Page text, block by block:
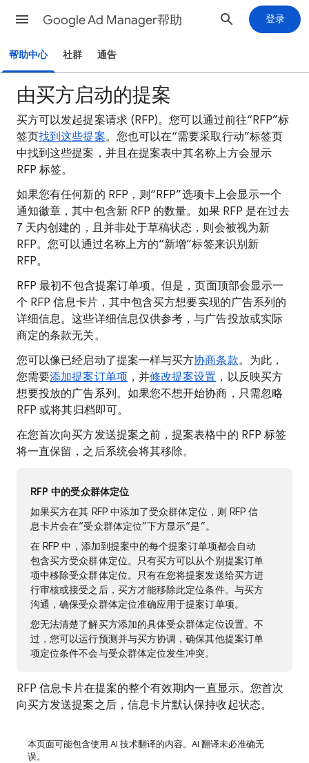
Google Ad Manager帮助 登录
帮助中心 社群 通告
由买方启动的提案
买方可以发起提案请求 (RFP)。您可以通过前往“RFP”标
签页找到这些提案。您也可以在“需要采取行动”标签页
中找到这些提案，并且在提案表中其名称上方会显示
RFP 标签。
如果您有任何新的 RFP，则“RFP”选项卡上会显示一个
通知徽章，其中包含新 RFP 的数量。如果 RFP 是在过去
7 天内创建的，且并非处于草稿状态，则会被视为新
RFP。您可以通过名称上方的“新增”标签来识别新
RFP。
RFP 最初不包含提案订单项。但是，页面顶部会显示一
个 RFP 信息卡片，其中包含买方想要实现的广告系列的
详细信息。这些详细信息仅供参考，与广告投放或实际
商定的条款无关。
您可以像已经启动了提案一样与买方协商条款。为此，
您需要添加提案订单项 ，并修改提案设置 ，以反映买方
想要投放的广告系列。如果您不想开始协商，只需忽略
RFP 或将其归档即可。
在您首次向买方发送提案之前，提案表格中的 RFP 标签
将一直保留，之后系统会将其移除。
RFP 中的受众群体定位
如果买方在其 RFP 中添加了受众群体定位，则 RFP 信
息卡片会在“受众群体定位”下方显示“是”。
在 RFP 中，添加到提案中的每个提案订单项都会自动
包含买方受众群体定位。只有买方可以从个别提案订单
项中移除受众群体定位。只有在您将提案发送给买方进
行审核或接受之后，买方才能移除此定位条件。与买方
沟通，确保受众群体定位准确应用于提案订单项。
您无法清楚了解买方添加的具体受众群体定位设置。不
过，您可以运行预测并与买方协调，确保其他提案订单
项定位条件不会与受众群体定位发生冲突。
RFP 信息卡片在提案的整个有效期内一直显示。您首次
向买方发送提案之后，信息卡片默认保持收起状态。
本页面可能包含使用 AI 技术翻译的内容。AI 翻译未必准确无
误。